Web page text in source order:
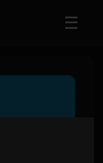
☰